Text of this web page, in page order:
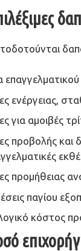
ενέργειας,
για αμοιβές
προβολής και
προμήθειας
παγίου
κόστος